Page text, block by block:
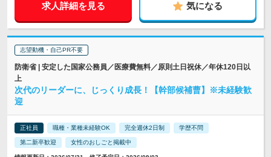
求人詳細を見る 気になる
志望動機・自己PR不要
防衛省 | 安定した国家公務員／医療費無料／原則土日祝休／年休120日以
上
次代のリーダーに、じっくり成長！【幹部候補曹】※未経験歓
迎
正社員 職種・業種未経験OK 完全週休2日制 学歴不問
第二新卒歓迎 女性のおしごと掲載中